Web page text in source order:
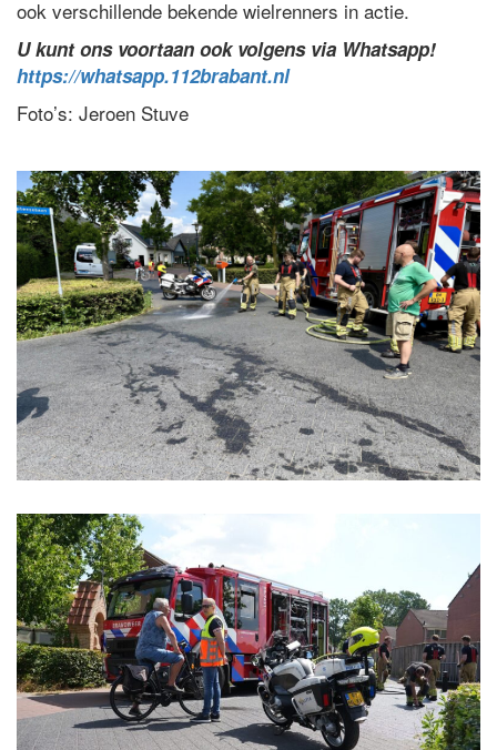
ook verschillende bekende wielrenners in actie.
U kunt ons voortaan ook volgens via Whatsapp!
https://whatsapp.112brabant.nl
Foto’s: Jeroen Stuve